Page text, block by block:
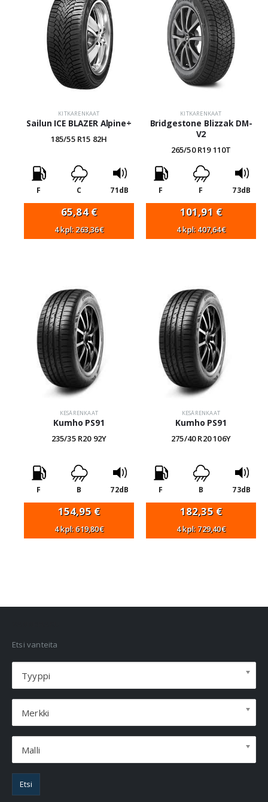
KITKARENKAAT
Sailun ICE BLAZER Alpine+
185/55 R15 82H
F C 71dB
65,84€
4 kpl: 263,36€
KITKARENKAAT
Bridgestone Blizzak DM-
V2
265/50 R19 110T
F F 73dB
101,91 €
4 kpl: 407,64€
KESÄRENKAAT
Kumho PS91
235/35 R20 92Y
F B 72dB
154,95 €
4 kpl: 619,80€
KESÄRENKAAT
Kumho PS91
275/40 R20 106Y
F B 73dB
182,35 €
4 kpl: 729,40€
Etsi vanteita
Tyyppi
Merkki
Malli
Etsi